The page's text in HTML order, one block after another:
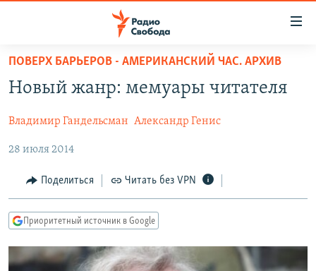
упрощенного
доступа
содержанию
Вернутся
главной
навигации
Вернутся
АВТОРСКИЕ ПРОЕКТЫ
ЦИТАТЫ СВОБОДЫ
МНЕНИЯ
КУЛЬТУРА
IDEL.РЕАЛИИ
КАВКАЗ.РЕАЛИИ
ПОВЕРХ БАРЬЕРОВ - АМЕРИКАНСКИЙ ЧАС. АРХИВ
Новый жанр: мемуары читателя
Владимир Гандельсман Александр Генис
28 июля 2014
Поделиться Читать без VPN
Приоритетный источник в Google